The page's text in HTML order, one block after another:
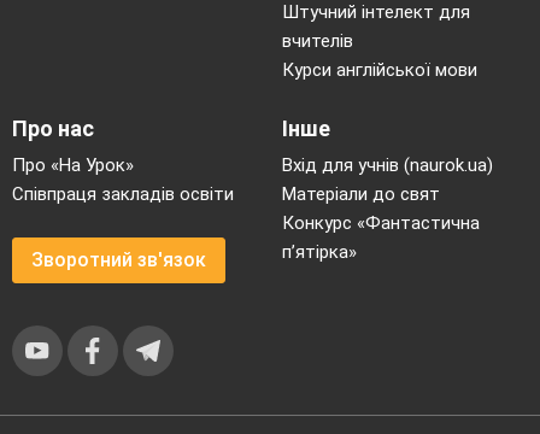
Штучний інтелект для
вчителів
Курси англійської мови
Про нас
Про «На Урок»
Співпраця закладів освіти
Зворотний зв'язок
Інше
Вхід для учнів (naurok.ua)
Матеріали до свят
Конкурс «Фантастична
п’ятірка»